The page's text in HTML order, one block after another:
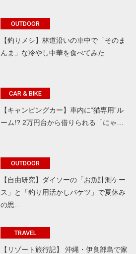
OUTDOOR
【釣りメシ】林道沿いの車中で「そのま
んま」な冷やし中華を食べてみた
CAR & BIKE
【キャンピングカー】車内に“猫専用”ル
ーム!? 2万円台から借りられる「にゃ…
OUTDOOR
【自由研究】ダイソーの「お魚計測ケー
ス」と「釣り用活かしバケツ」で夏休み
の思…
TRAVEL
【リゾート旅行記】 沖縄・伊良部島で家